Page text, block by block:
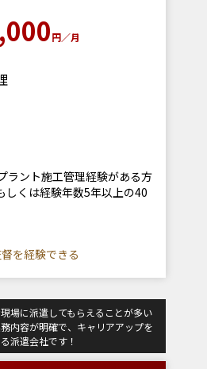
円／月
ラント施工管理経験がある方
しくは経験年数5年以上の40
を経験できる
場に派遣してもらえることが多い
内容が明確で、キャリアアップを
派遣会社です！